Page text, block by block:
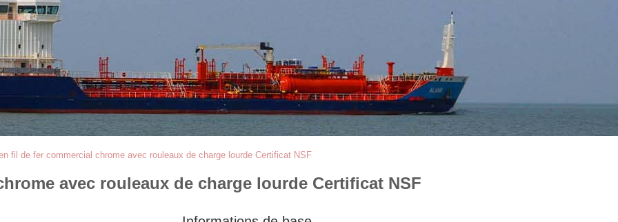
fil de fer commercial chrome avec rouleaux de charge lourde Certificat NSF
avec rouleaux de charge lourde Certificat NSF